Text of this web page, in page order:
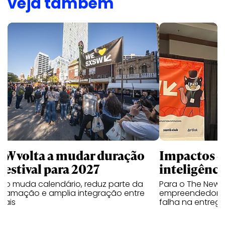
volta a mudar duração
para 2027
muda calendário, reduz parte da
e amplia integração entre
Impactos e
Para o The New
empreendedor
falha na